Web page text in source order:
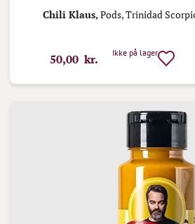
Chili Klaus, Pods, Trinidad
50,00 kr. Ikke på lager